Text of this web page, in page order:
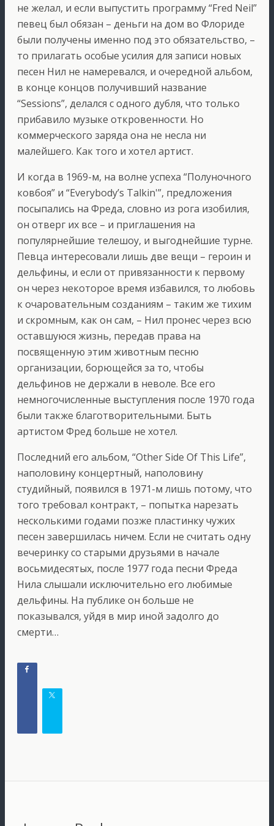
не желал, и если выпустить программу “Fred Neil”
певец был обязан – деньги на дом во Флориде
были получены именно под это обязательство, –
то прилагать особые усилия для записи новых
песен Нил не намеревался, и очередной альбом,
в конце концов получивший название
“Sessions”, делался с одного дубля, что только
прибавило музыке откровенности. Но
коммерческого заряда она не несла ни
малейшего. Как того и хотел артист.
И когда в 1969-м, на волне успеха “Полуночного
ковбоя” и “Everybody’s Talkin'”, предложения
посыпались на Фреда, словно из рога изобилия,
он отверг их все – и приглашения на
популярнейшие телешоу, и выгоднейшие турне.
Певца интересовали лишь две вещи – героин и
дельфины, и если от привязанности к первому
он через некоторое время избавился, то любовь
к очаровательным созданиям – таким же тихим
и скромным, как он сам, – Нил пронес через всю
оставшуюся жизнь, передав права на
посвященную этим животным песню
организации, борющейся за то, чтобы
дельфинов не держали в неволе. Все его
немногочисленные выступления после 1970 года
были также благотворительными. Быть
артистом Фред больше не хотел.
Последний его альбом, “Other Side Of This Life”,
наполовину концертный, наполовину
студийный, появился в 1971-м лишь потому, что
того требовал контракт, – попытка нарезать
несколькими годами позже пластинку чужих
песен завершилась ничем. Если не считать одну
вечеринку со старыми друзьями в начале
восьмидесятых, после 1977 года песни Фреда
Нила слышали исключительно его любимые
дельфины. На публике он больше не
показывался, уйдя в мир иной задолго до
смерти…